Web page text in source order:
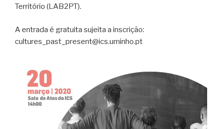
Território (LAB2PT).
A entrada é gratuita sujeita a inscrição:
cultures_past_present@ics.uminho.pt